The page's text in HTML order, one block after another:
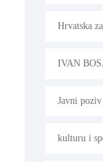
Hrvatska
IVAN
Javni poziv
kulturu i